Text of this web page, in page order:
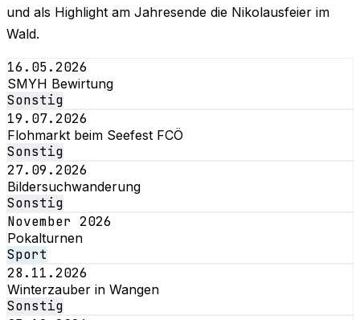
und als Highlight am Jahresende die Nikolausfeier im
Wald.
16.05.2026
SMYH Bewirtung
Sonstig
19.07.2026
Flohmarkt beim Seefest FCÖ
Sonstig
27.09.2026
Bildersuchwanderung
Sonstig
November 2026
Pokalturnen
Sport
28.11.2026
Winterzauber in Wangen
Sonstig